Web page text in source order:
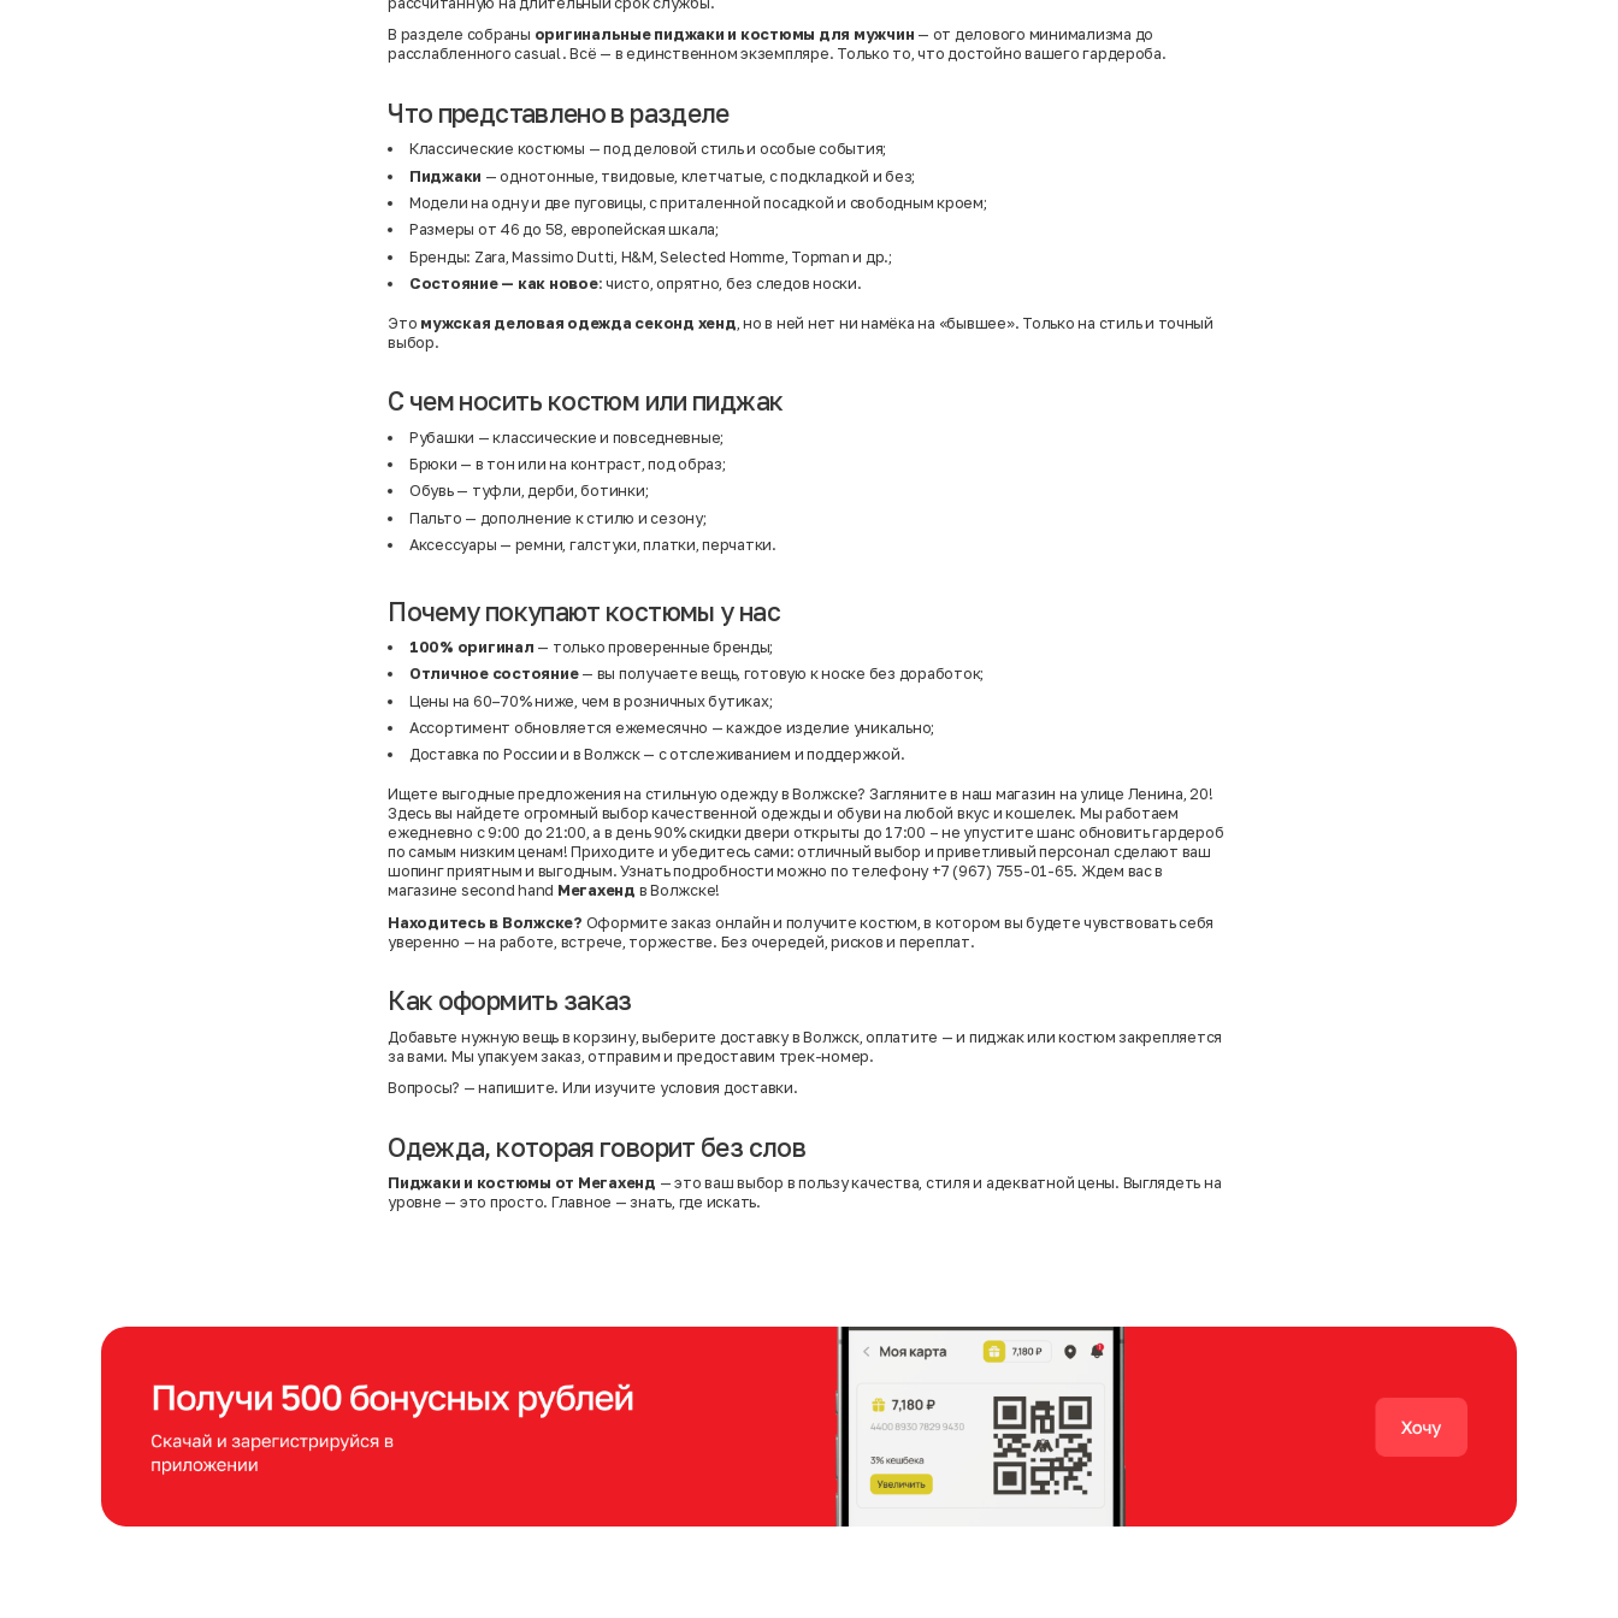
В разделе собраны оригинальные пиджаки и костюмы для мужчин — от делового минимализма до
расслабленного casual. Всё — в единственном экземпляре. Только то, что достойно вашего гардероба.
Что представлено в разделе
Классические костюмы — под деловой стиль и особые события;
Пиджаки — однотонные, твидовые, клетчатые, с подкладкой и без;
Модели на одну и две пуговицы, с приталенной посадкой и свободным кроем;
Размеры от 46 до 58, европейская шкала;
Бренды: Zara, Massimo Dutti, H&M, Selected Homme, Topman и др.;
Состояние — как новое: чисто, опрятно, без следов носки.
Это мужская деловая одежда секонд хенд , но в ней нет ни намёка на «бывшее». Только на стиль и точный
выбор.
С чем носить костюм или пиджак
Рубашки — классические и повседневные;
Брюки — в тон или на контраст, под образ;
Обувь— туфли, дерби, ботинки;
Пальто — дополнение к стилю и сезону;
Аксессуары — ремни, галстуки, платки, перчатки.
Почему покупают костюмы у нас
100% оригинал — только проверенные бренды;
Отличное состояние— вы получаете вещь, готовую к носке без доработок;
Цены на 60–70% ниже, чем в розничных бутиках;
Ассортимент обновляется ежемесячно — каждое изделие уникально;
Доставка по России и в Волжск — с отслеживанием и поддержкой.
Ищете выгодные предложения на стильную одежду в Волжске? Загляните в наш магазин на улице Ленина, 20!
Здесь вы найдете огромный выбор качественной одежды и обуви на любой вкус и кошелек. Мы работаем
ежедневно с 9:00 до 21:00, а в день 90% скидки двери открыты до 17:00 – не упустите шанс обновить гардероб
по самым низким ценам! Приходите и убедитесь сами: отличный выбор и приветливый персонал сделают ваш
шопинг приятным и выгодным. Узнать подробности можно по телефону +7 (967) 755-01-65. Ждем вас в
магазине second hand Мегахенд в Волжске!
Находитесь в Волжске? Оформите заказ онлайн и получите костюм, в котором вы будете чувствовать себя
уверенно — на работе, встрече, торжестве. Без очередей, рисков и переплат.
Как оформить заказ
Добавьте нужную вещь в корзину, выберите доставку в Волжск, оплатите — и пиджак или костюм закрепляется
за вами. Мы упакуем заказ, отправим и предоставим трек-номер.
Вопросы? — напишите. Или изучите условия доставки.
Одежда, которая говорит без слов
Пиджаки и костюмы от Мегахенд — это ваш выбор в пользу качества, стиля и адекватной цены. Выглядеть на
уровне — это просто. Главное — знать, где искать.